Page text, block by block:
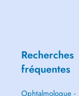
Recherches
fréquentes
Ophtalmologue -